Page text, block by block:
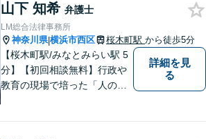
誠心誠意対応いたします。
【初回相談45分無料】【完全
個室で対応】
山下 知希 弁護士
LM総合法律事務所
神奈川県|横浜市西区 桜木町駅 から徒歩5分
【桜木町駅/みなとみらい駅 5
分】【初回相談無料】行政や
教育の現場で培った「人の話
詳細を見
る